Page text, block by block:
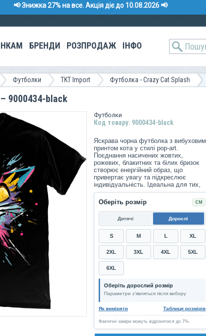
📢 Знижка 27% на все. Акція діє до 10.08.2026 📢
БРЕНДИ РОЗПРОДАЖ ІНФО
Футболки TKT Import Футболка - Crazy Cat Splash
9000434-black
Футболки
Код товару: 9000434-black
Яскрава чорна футболка з вибуховим
принтом кота у стилі pop-art.
Поєднання насичених жовтих,
рожевих, блакитних та білих бризок
створює енергійний образ, що
привертає увагу та підкреслює
індивідуальність. Ідеальна для тих,
хто любить сміливий стиль та
позитивний настрій.
Оберіть розмір СМ
Дитячі Дорослі
S M L XL
2XL 3XL 4XL 5XL
6XL
Оберіть дорослий розмір
Параметри з’являться після вибору
Як виміряти Таблиця розмірів
Фактичні заміри можуть відрізнятися до 7%.